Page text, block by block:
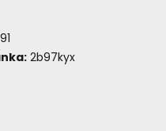
2b97kyx